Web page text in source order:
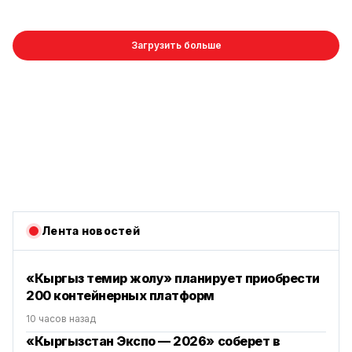
Загрузить больше
Лента новостей
«Кыргыз темир жолу» планирует приобрести
200 контейнерных платформ
10 часов назад
«Кыргызстан Экспо — 2026» соберет в